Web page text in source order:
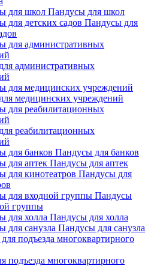
Пандусы для школ
Пандусы для
административных
медицинских учреждений
реабилитационных
Пандусы для банков
Пандусы для аптек
Пандусы для
Пандусы
группы
Пандусы для холла
Пандусы для санузла
подъезда многоквартирного